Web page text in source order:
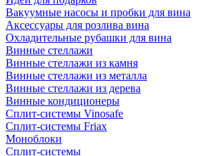
Вакуумные насосы и пробки для вина
Аксессуары для розлива вина
Охладительные рубашки для вина
Винные стеллажи
Винные стеллажи из камня
Винные стеллажи из металла
Винные стеллажи из дерева
Винные кондиционеры
Сплит-системы Vinosafe
Сплит-системы Friax
Моноблоки
Сплит-системы